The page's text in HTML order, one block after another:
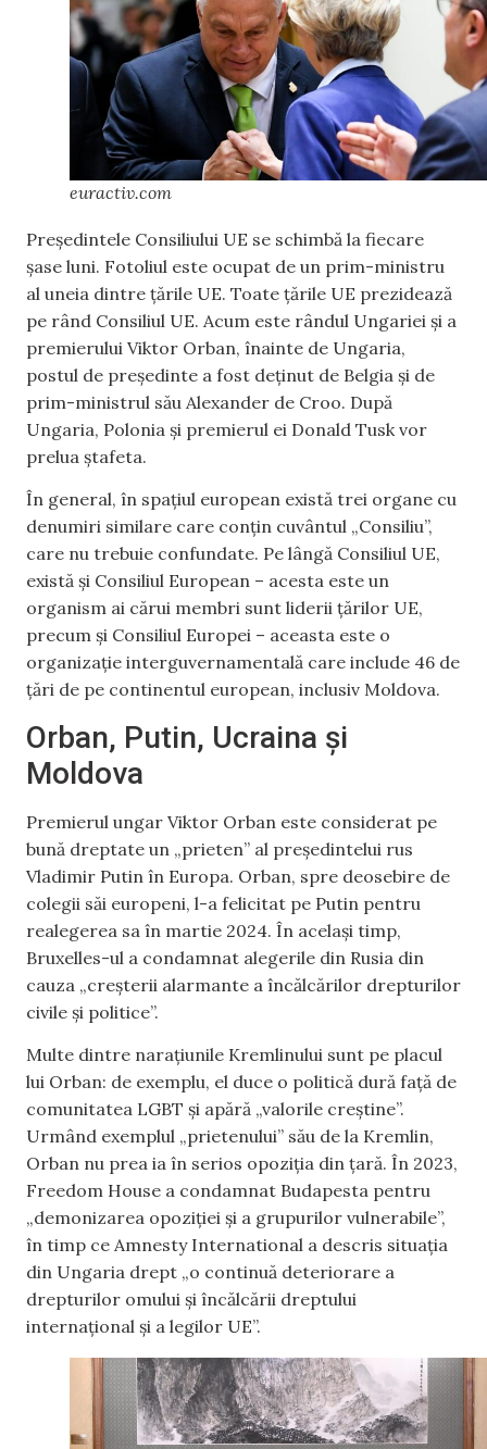
euractiv.com
Președintele Consiliului UE se schimbă la fiecare
șase luni. Fotoliul este ocupat de un prim-ministru
al uneia dintre țările UE. Toate țările UE prezidează
pe rând Consiliul UE. Acum este rândul Ungariei și a
premierului Viktor Orban, înainte de Ungaria,
postul de președinte a fost deținut de Belgia și de
prim-ministrul său Alexander de Croo. După
Ungaria, Polonia și premierul ei Donald Tusk vor
prelua ștafeta.
În general, în spațiul european există trei organe cu
denumiri similare care conțin cuvântul „Consiliu”,
care nu trebuie confundate. Pe lângă Consiliul UE,
există și Consiliul European – acesta este un
organism ai cărui membri sunt liderii țărilor UE,
precum și Consiliul Europei – aceasta este o
organizație interguvernamentală care include 46 de
țări de pe continentul european, inclusiv Moldova.
Orban, Putin, Ucraina și
Moldova
Premierul ungar Viktor Orban este considerat pe
bună dreptate un „prieten” al președintelui rus
Vladimir Putin în Europa. Orban, spre deosebire de
colegii săi europeni, l-a felicitat pe Putin pentru
realegerea sa în martie 2024. În același timp,
Bruxelles-ul a condamnat alegerile din Rusia din
cauza „creșterii alarmante a încălcărilor drepturilor
civile și politice”.
Multe dintre narațiunile Kremlinului sunt pe placul
lui Orban: de exemplu, el duce o politică dură față de
comunitatea LGBT și apără „valorile creștine”.
Urmând exemplul „prietenului” său de la Kremlin,
Orban nu prea ia în serios opoziția din țară. În 2023,
Freedom House a condamnat Budapesta pentru
„demonizarea opoziției și a grupurilor vulnerabile”,
în timp ce Amnesty International a descris situația
din Ungaria drept „o continuă deteriorare a
drepturilor omului și încălcării dreptului
internațional și a legilor UE”.